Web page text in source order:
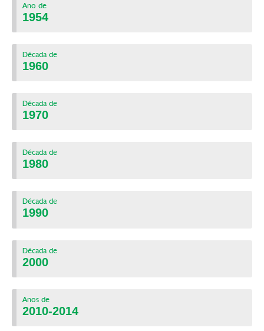
Ano de
1954
Década de
1960
Década de
1970
Década de
1980
Década de
1990
Década de
2000
Anos de
2010-2014